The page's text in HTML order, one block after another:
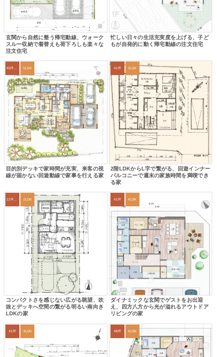
玄関から自然に整う帰宅動線、ウォーク
スルー収納で着替えも荷下ろしも楽々な
注文住宅
忙しい日々の生活充実度を上げる、子ど
もが自発的に動く帰宅動線の注文住宅
5LDK
目的別デッキで家時間が充実、来客の視
線が届かない回遊動線で家事を行える家
41坪 3LDK
2階LDKからL字で繋がる、回遊インナー
バルコニーで週末の家族時間を満喫でき
る家
2LDK
コンパクトさを感じない広がる眺望、吹
抜とデッキへ空間の繋がる明るい南向き
LDKの家
41坪 4LDK
ダイナミックな玄関でゲストをお出迎
え、四方八方から光が溢れるアウトドア
リビングの家
41坪 3LDK 48坪 4LDK